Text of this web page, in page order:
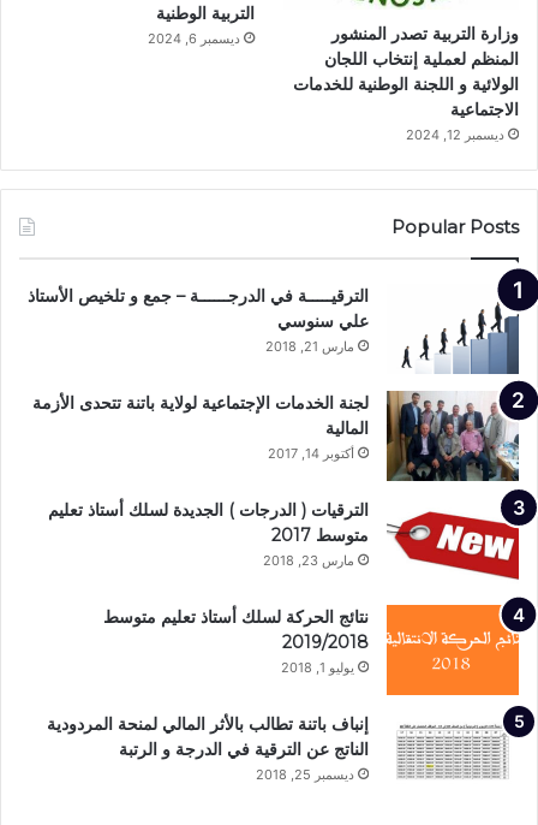
وزارة التربية تصدر المنشور
المنظم لعملية إنتخاب اللجان
الولائية و اللجنة الوطنية للخدمات
الاجتماعية
ديسمبر 12, 2024
التربية الوطنية
ديسمبر 6, 2024
Popular Posts
الترقيـــــة في الدرجــــــة – جمع و تلخيص الأستاذ
علي سنوسي
مارس 21, 2018
لجنة الخدمات الإجتماعية لولاية باتنة تتحدى الأزمة
المالية
أكتوبر 14, 2017
الترقيات ( الدرجات ) الجديدة لسلك أستاذ تعليم
متوسط 2017
مارس 23, 2018
نتائج الحركة لسلك أستاذ تعليم متوسط
2019/2018
يوليو 1, 2018
إنباف باتنة تطالب بالأثر المالي لمنحة المردودية
الناتج عن الترقية في الدرجة و الرتبة
ديسمبر 25, 2018